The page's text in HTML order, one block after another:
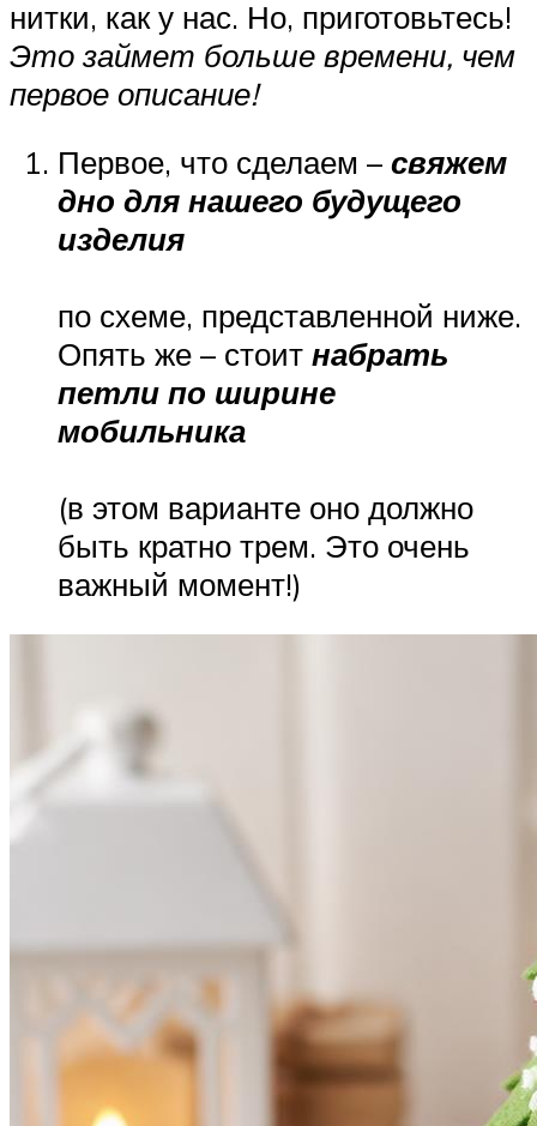
нитки, как у нас. Но, приготовьтесь!
Это займет больше времени, чем
первое описание!
Первое, что сделаем – свяжем
дно для нашего будущего
изделия
по схеме, представленной ниже.
Опять же – стоит набрать
петли по ширине
мобильника
(в этом варианте оно должно
быть кратно трем. Это очень
важный момент!)